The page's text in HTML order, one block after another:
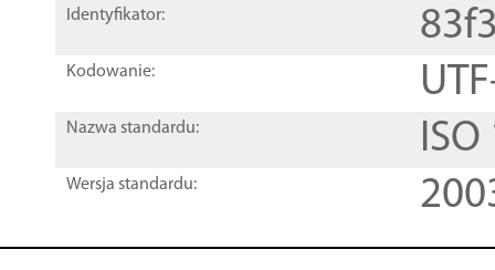
Identyfikator:
Kodowanie:
Nazwa standardu:
Wersja standardu: